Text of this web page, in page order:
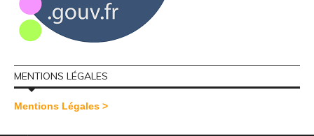
MENTIONS LÉGALES
Mentions Légales >